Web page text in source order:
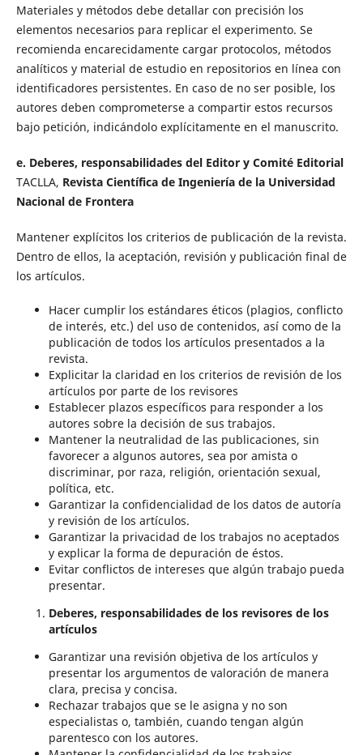
Materiales y métodos debe detallar con precisión los
elementos necesarios para replicar el experimento. Se
recomienda encarecidamente cargar protocolos, métodos
analíticos y material de estudio en repositorios en línea con
identificadores persistentes. En caso de no ser posible, los
autores deben comprometerse a compartir estos recursos
bajo petición, indicándolo explícitamente en el manuscrito.
e. Deberes, responsabilidades del Editor y Comité Editorial
TACLLA, Revista Científica de Ingeniería de la Universidad
Nacional de Frontera
Mantener explícitos los criterios de publicación de la revista.
Dentro de ellos, la aceptación, revisión y publicación final de
los artículos.
Hacer cumplir los estándares éticos (plagios, conflicto
de interés, etc.) del uso de contenidos, así como de la
publicación de todos los artículos presentados a la
revista.
Explicitar la claridad en los criterios de revisión de los
artículos por parte de los revisores
Establecer plazos específicos para responder a los
autores sobre la decisión de sus trabajos.
Mantener la neutralidad de las publicaciones, sin
favorecer a algunos autores, sea por amista o
discriminar, por raza, religión, orientación sexual,
política, etc.
Garantizar la confidencialidad de los datos de autoría
y revisión de los artículos.
Garantizar la privacidad de los trabajos no aceptados
y explicar la forma de depuración de éstos.
Evitar conflictos de intereses que algún trabajo pueda
presentar.
Deberes, responsabilidades de los revisores de los
artículos
Garantizar una revisión objetiva de los artículos y
presentar los argumentos de valoración de manera
clara, precisa y concisa.
Rechazar trabajos que se le asigna y no son
especialistas o, también, cuando tengan algún
parentesco con los autores.